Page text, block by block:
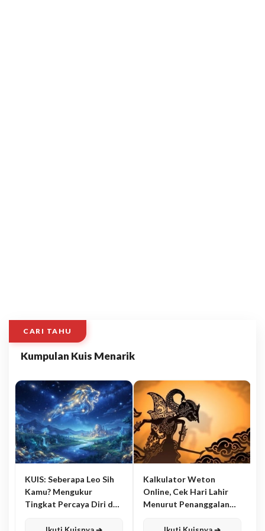
CARI TAHU
Kumpulan Kuis Menarik
KUIS: Seberapa Leo Sih
Kamu? Mengukur
Tingkat Percaya Diri dan
Kalkulator Weton
Online, Cek Hari Lahir
Menurut Penanggalan